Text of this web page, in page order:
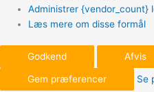
Administrer {vendor_count}
Læs mere om disse formål
Godkend Afvis
Gem præferencer
Se